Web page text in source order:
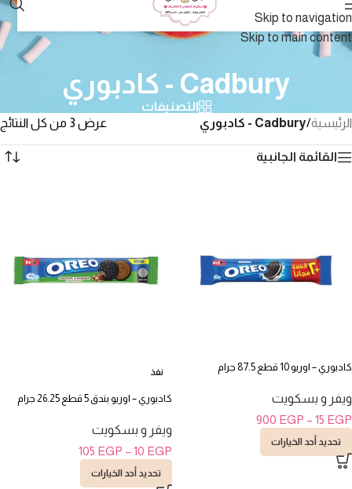
Skip to navigation
Skip to main content
Cadbury - كادبوري
التصنيفات
الرئيسية/Cadbury - كادبوري عرض ⁦3⁩ من كل النتائج
القائمة الجانبية
كادبوري – اوريو 10 قطع 87.5 جرام
ويفر و بسكويت
15 EGP
–
900 EGP
تحديد أحد الخيارات
نفذ
كادبوري – اوريو بندق 5 قطع 26.25 جرام
ويفر و بسكويت
10 EGP
–
105 EGP
تحديد أحد الخيارات